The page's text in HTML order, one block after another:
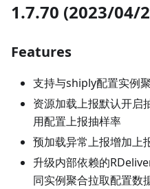
1.7.70 (2023/04/
Features
支持与shiply配置实例
资源加载上报默认开启
用配置上报抽样率
预加载异常上报增加上
升级内部依赖的
同实例聚合拉取配置数